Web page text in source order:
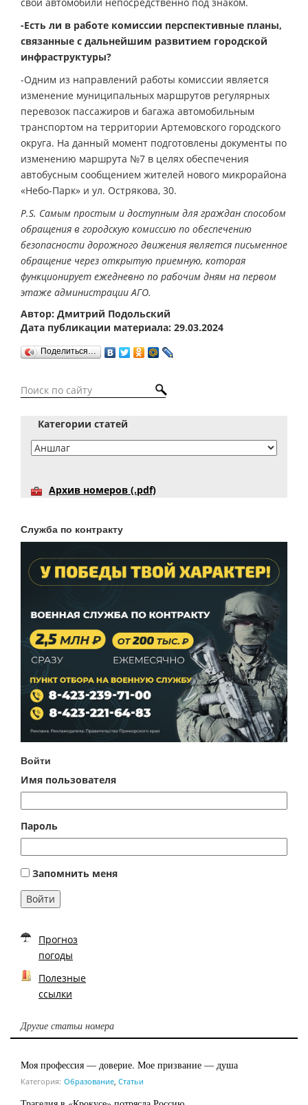
-Есть ли в работе комиссии перспективные планы,
связанные с дальнейшим развитием городской
инфраструктуры?
-Одним из направлений работы комиссии является
изменение муниципальных маршрутов регулярных
перевозок пассажиров и багажа автомобильным
транспортом на территории Артемовского городского
округа. На данный момент подготовлены документы по
изменению маршрута №7 в целях обеспечения
автобусным сообщением жителей нового микрорайона
«Небо-Парк» и ул. Острякова, 30.
P.S. Самым простым и доступным для граждан способом
обращения в городскую комиссию по обеспечению
безопасности дорожного движения является письменное
обращение через открытую приемную, которая
функционирует ежедневно по рабочим дням на первом
этаже администрации АГО.
Автор: Дмитрий Подольский
Дата публикации материала: 29.03.2024
Поделиться…
Категории статей
Архив номеров (.pdf)
Служба по контракту
Войти
Имя пользователя
Пароль
Запомнить меня
Войти
Прогноз
погоды
Полезные
ссылки
Другие статьи номера
Моя профессия — доверие. Мое призвание — душа
Категория: Образование Статьи